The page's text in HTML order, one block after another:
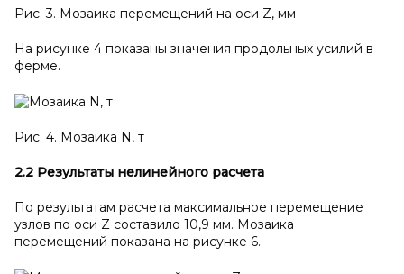
Рис. 3. Мозаика перемещений на оси Z, мм
На рисунке 4 показаны значения продольных усилий в
ферме.
Рис. 4. Мозаика N, т
2.2 Результаты нелинейного расчета
По результатам расчета максимальное перемещение
узлов по оси Z составило 10,9 мм. Мозаика
перемещений показана на рисунке 6.